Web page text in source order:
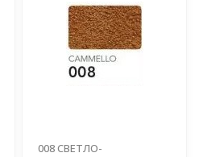
008 СВЕТЛО-